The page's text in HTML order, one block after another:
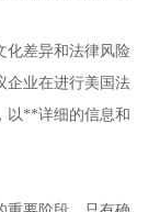
化差异和法律风险
企业在进行美国法
以**详细的信息和